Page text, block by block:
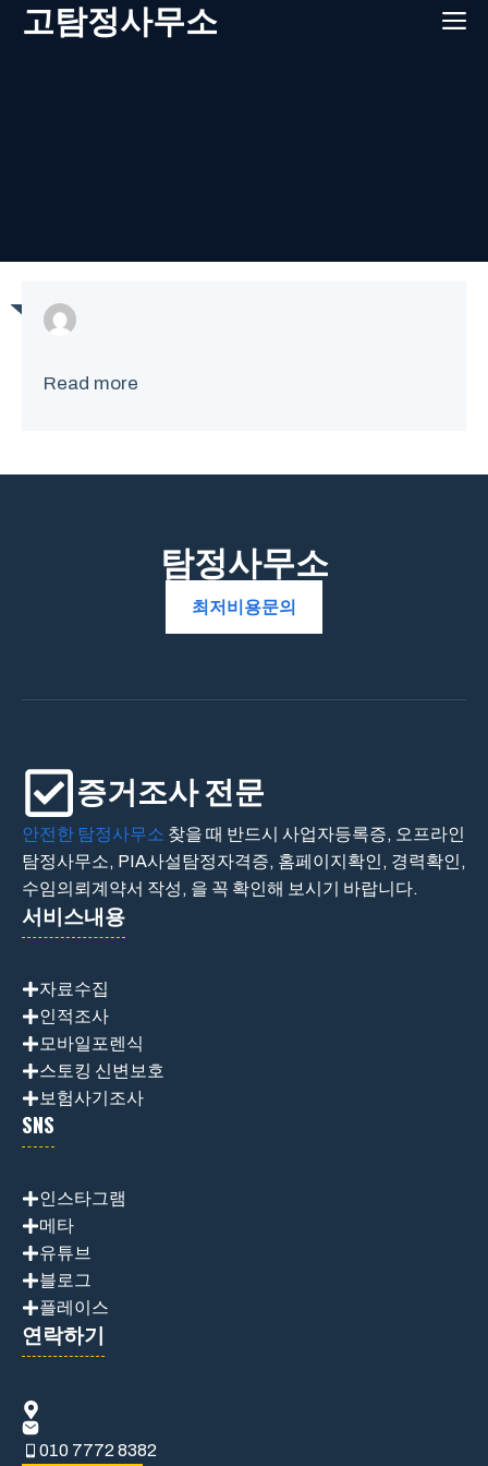
Skip고탐정사무소
Read more
탐정사무소
최저비용문의
증거조사 전문
안전한 탐정사무소 찾을 때 반드시 사업자등록증, 오프라인
탐정사무소, PIA사설탐정자격증, 홈페이지확인, 경력확인,
수임의뢰계약서 작성, 을 꼭 확인해 보시기 바랍니다.
서비스내용
자료수집
인적조사
모바일포렌식
스토킹 신변보호
보험사기조사
SNS
인스타그램
메타
유튜브
블로그
플레이스
연락하기
010 7772 8382